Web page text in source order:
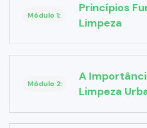
Módulo 1:
Princípios
Limpeza
Módulo 2:
A
Limpeza